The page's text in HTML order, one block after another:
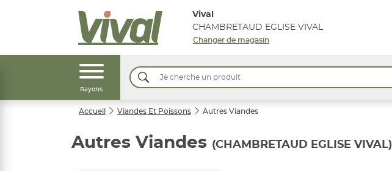
Vival
CHAMBRETAUD EGLISE VIVAL
Changer de magasin
Rayons
Accueil Viandes Et Poissons Autres Viandes
Autres Viandes (CHAMBRETAUD EGLISE VIVAL)